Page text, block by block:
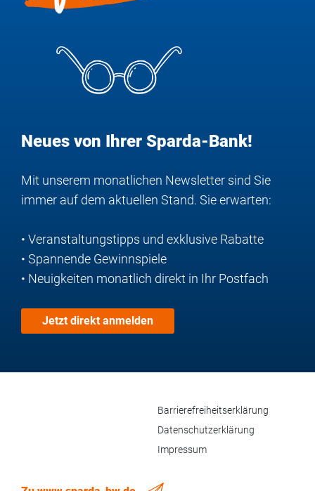
Neues von Ihrer Sparda-Bank!
Mit unserem monatlichen Newsletter sind Sie
immer auf dem aktuellen Stand. Sie erwarten:
• Veranstaltungstipps und exklusive Rabatte
• Spannende Gewinnspiele
• Neuigkeiten monatlich direkt in Ihr Postfach
Jetzt direkt anmelden
Barrierefreiheitserklärung
Datenschutzerklärung
Impressum